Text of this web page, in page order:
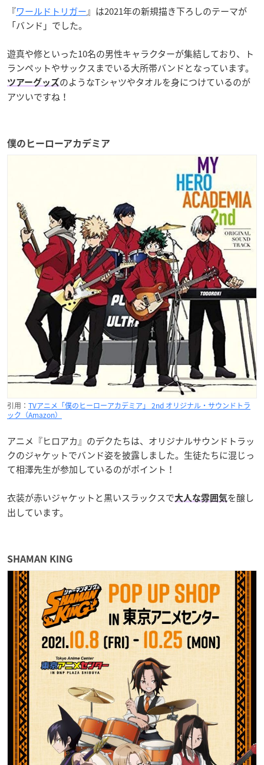
『ワールドトリガー』は2021年の新規描き下ろしのテーマが
「バンド」でした。
遊真や修といった10名の男性キャラクターが集結しており、ト
ランペットやサックスまでいる大所帯バンドとなっています。
ツアーグッズ のようなTシャツやタオルを身につけているのが
アツいですね！
僕のヒーローアカデミア
引用： TVアニメ「僕のヒーローアカデミア」 2nd オリジナル・サウンドトラ
ック（Amazon）
アニメ『ヒロアカ』のデクたちは、オリジナルサウンドトラッ
クのジャケットでバンド姿を披露しました。生徒たちに混じっ
て相澤先生が参加しているのがポイント！
衣装が赤いジャケットと黒いスラックスで大人な雰囲気を醸し
出しています。
SHAMAN KING